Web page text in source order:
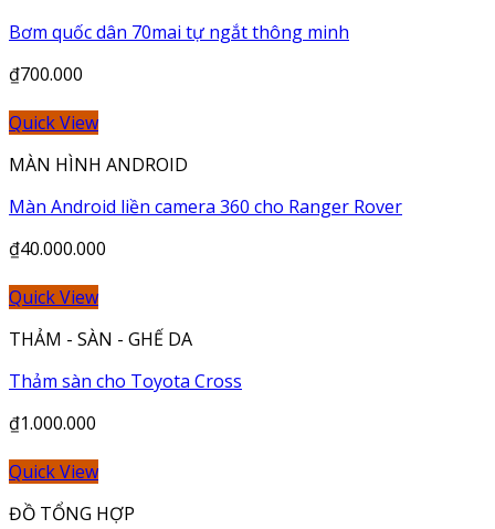
Bơm quốc dân 70mai tự ngắt thông minh
₫700.000
Quick View
MÀN HÌNH ANDROID
Màn Android liền camera 360 cho Ranger Rover
₫40.000.000
Quick View
THẢM - SÀN - GHẾ DA
Thảm sàn cho Toyota Cross
₫1.000.000
Quick View
ĐỒ TỔNG HỢP